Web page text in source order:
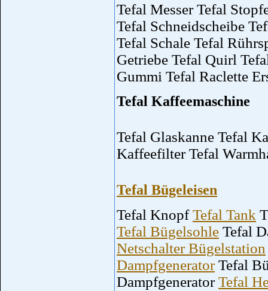
Tefal Messer Tefal
Tefal Schneidscheibe
Tefal Schale Tefal
Getriebe Tefal Quirl
Gummi Tefal Raclette
Tefal Kaffeemaschine
Tefal Glaskanne Tefal
Kaffeefilter Tefal
Tefal Bügeleisen
Tefal KnopfTefal Tank
Tefal Bügelsohle Tefal
Netschalter Bügelstation
DampfgeneratorTefal
DampfgeneratorTefal